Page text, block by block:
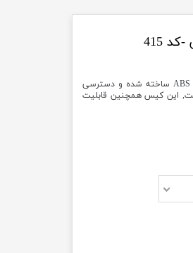
قاب یا کیس دو رنگ مخصوص برد رسپبری پای 4 است که توسط مواد ABS ساخته شده و دسترسی
در آن دیده شده است, این کیس همچنین قابلیت